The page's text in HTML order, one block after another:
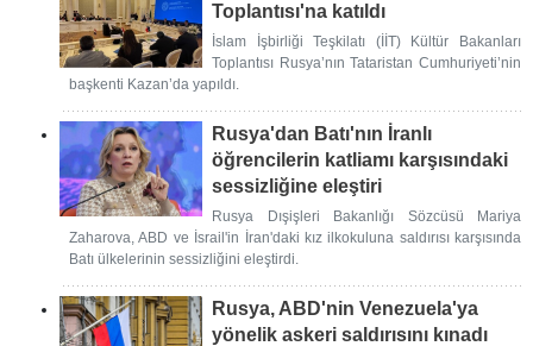
Toplantısı'na katıldı
İslam İşbirliği Teşkilatı (İİT) Kültür Bakanları
Toplantısı Rusya’nın Tataristan Cumhuriyeti’nin
başkenti Kazan’da yapıldı.
Rusya'dan Batı'nın İranlı
öğrencilerin katliamı karşısındaki
sessizliğine eleştiri
Rusya Dışişleri Bakanlığı Sözcüsü Mariya
Zaharova, ABD ve İsrail'in İran'daki kız ilkokuluna saldırısı karşısında
Batı ülkelerinin sessizliğini eleştirdi.
Rusya, ABD'nin Venezuela'ya
yönelik askeri saldırısını kınadı